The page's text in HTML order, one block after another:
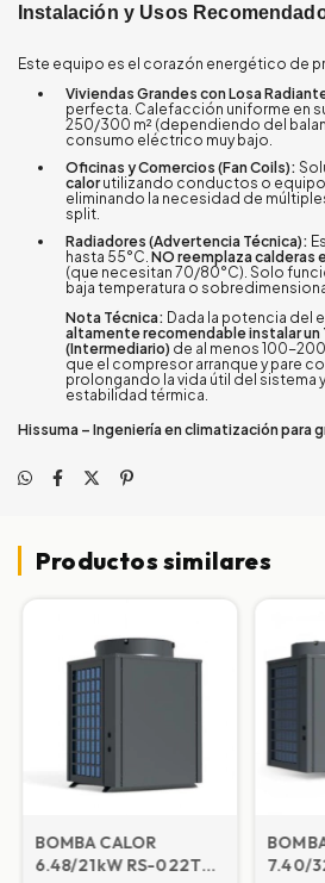
Instalación y Usos
Este equipo es el corazón energético de
Viviendas Grandes con Losa
perfecta. Calefacción uniforme en
250/300 m² (dependiendo del
consumo eléctrico muy bajo.
Oficinas y Comercios (Fan Coils):
calorutilizando conductos o
eliminando la necesidad de
split.
Radiadores (Advertencia Técnica):
hasta 55°C. NO reemplaza calderas
(que necesitan 70/80°C). Solo
baja temperatura o
Nota Técnica: Dada la potencia del
altamente recomendable instalar un
(Intermediario) de al menos 100-
que el compresor arranque y pare
prolongando la vida útil del sistema
estabilidad térmica.
Hissuma – Ingeniería en climatización para
Productos similares
BOMBA CALOR
6.48/21kW RS-022T
7.40/